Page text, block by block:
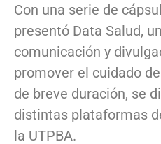
Con una serie de
presentó Data Salud,
comunicación y
promover el cuidado
de breve duración, se
distintas plataformas
la UTPBA.